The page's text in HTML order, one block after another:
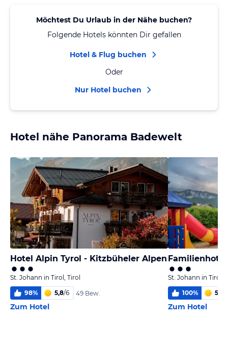
Möchtest Du Urlaub in der Nähe buchen?
Folgende Hotels könnten Dir gefallen
Hotel & Flug buchen
Oder
Nur Hotel buchen
Hotel nähe Panorama Badewelt
Hotel Alpin Tyrol - Kitzbüheler Alpen
St. Johann in Tirol, Tirol
98% 5,8/6 49 Bew.
Zum Hotel
St. Johann in Tirol,
100% 5,8
Zum Hotel